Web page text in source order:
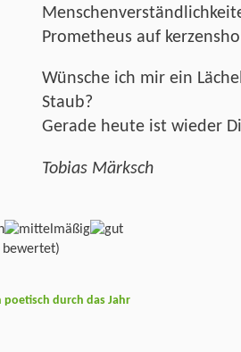
Prometheus auf
Wünsche ich mir ein
Staub?
Gerade heute ist wieder
Tobias Märksch
bewertet)
durch das Jahr